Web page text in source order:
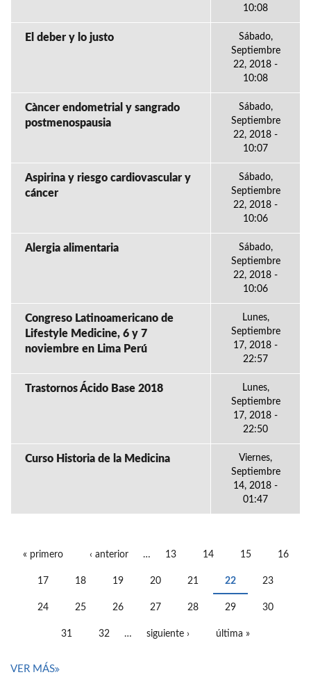
10:08
El deber y lo justo
Sábado,
Septiembre
22, 2018 -
10:08
Càncer endometrial y sangrado
postmenospausia
Sábado,
Septiembre
22, 2018 -
10:07
Aspirina y riesgo cardiovascular y
cáncer
Sábado,
Septiembre
22, 2018 -
10:06
Alergia alimentaria
Sábado,
Septiembre
22, 2018 -
10:06
Congreso Latinoamericano de
Lifestyle Medicine, 6 y 7
noviembre en Lima Perú
Lunes,
Septiembre
17, 2018 -
22:57
Trastornos Ácido Base 2018
Lunes,
Septiembre
17, 2018 -
22:50
Curso Historia de la Medicina
Viernes,
Septiembre
14, 2018 -
01:47
« primero ‹ anterior … 13 14 15 16
17 18 19 20 21 22 23
24 25 26 27 28 29 30
31 32 … siguiente › última »
VER MÁS